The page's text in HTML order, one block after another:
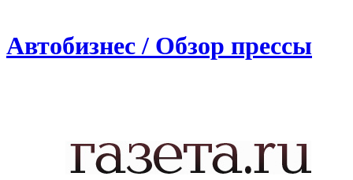
Автобизнес / Обзор прессы